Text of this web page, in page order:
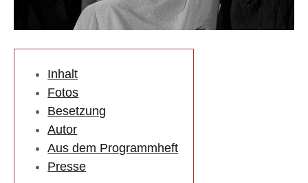
Inhalt
Fotos
Besetzung
Autor
Aus dem Programmheft
Presse